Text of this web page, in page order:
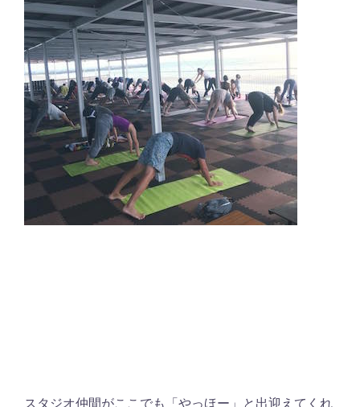
スタジオ仲間がここでも「やっほー」と出迎えてくれ